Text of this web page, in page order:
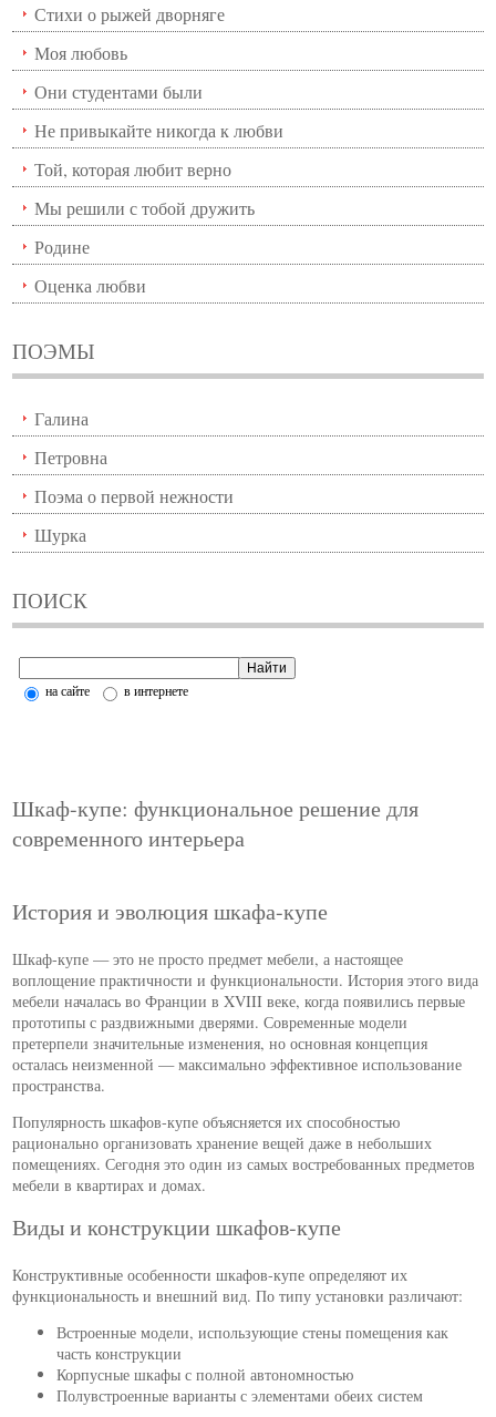
Стихи о рыжей дворняге
Моя любовь
Они студентами были
Не привыкайте никогда к любви
Той, которая любит верно
Мы решили с тобой дружить
Родине
Оценка любви
ПОЭМЫ
Галина
Петровна
Поэма о первой нежности
Шурка
ПОИСК
на сайте в интернете
Шкаф-купе: функциональное решение для
современного интерьера
История и эволюция шкафа-купе
Шкаф-купе — это не просто предмет мебели, а настоящее
воплощение практичности и функциональности. История этого вида
мебели началась во Франции в XVIII веке, когда появились первые
прототипы с раздвижными дверями. Современные модели
претерпели значительные изменения, но основная концепция
осталась неизменной — максимально эффективное использование
пространства.
Популярность шкафов-купе объясняется их способностью
рационально организовать хранение вещей даже в небольших
помещениях. Сегодня это один из самых востребованных предметов
мебели в квартирах и домах.
Виды и конструкции шкафов-купе
Конструктивные особенности шкафов-купе определяют их
функциональность и внешний вид. По типу установки различают:
Встроенные модели, использующие стены помещения как
часть конструкции
Корпусные шкафы с полной автономностью
Полувстроенные варианты с элементами обеих систем